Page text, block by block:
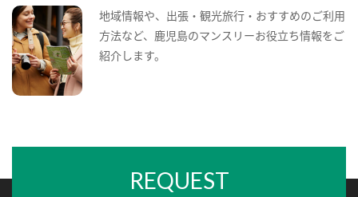
地域情報や、出張・観光旅行・おすすめのご利用
方法など、鹿児島のマンスリーお役立ち情報をご
紹介します。
REQUEST